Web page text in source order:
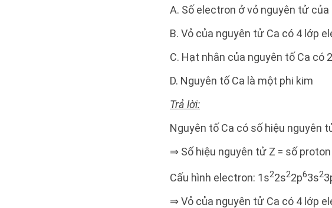
A. Số electron ở vỏ nguyên tử của
B. Vỏ của nguyên tử Ca có 4 lớp
C. Hạt nhân của nguyên tố Ca có
D. Nguyên tố Ca là một phi kim
Trả lời:
Nguyên tố Ca có số hiệu nguyên
⇒ Số hiệu nguyên tử Z = số
Cấu hình electron: 1s22s22p63s2
⇒ Vỏ của nguyên tử Ca có 4 lớp